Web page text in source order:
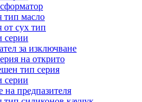
тип масло
от сух тип
серии
за изключване
на открито
тип серия
серии
на предпазителя